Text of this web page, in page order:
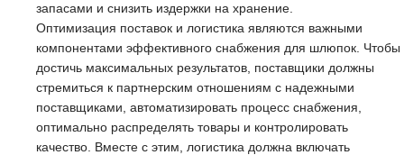
запасами и снизить издержки на хранение.
Оптимизация поставок и логистика являются важными
компонентами эффективного снабжения для шлюпок. Чтобы
достичь максимальных результатов, поставщики должны
стремиться к партнерским отношениям с надежными
поставщиками, автоматизировать процесс снабжения,
оптимально распределять товары и контролировать
качество. Вместе с этим, логистика должна включать